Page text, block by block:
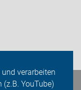
verarbeiten
(z.B. YouTube)